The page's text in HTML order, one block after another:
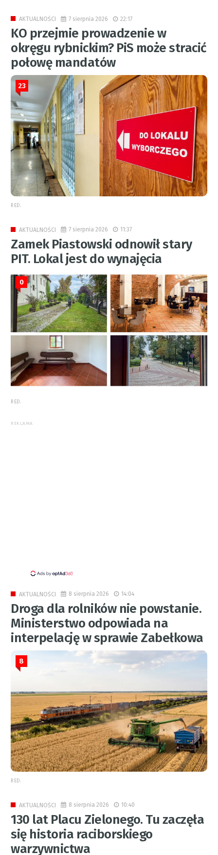
AKTUALNOŚCI 7 sierpnia 2026 22:17
KO przejmie prowadzenie w
okręgu rybnickim? PiS może stracić
połowę mandatów
23
RED.
AKTUALNOŚCI 7 sierpnia 2026 11:37
Zamek Piastowski odnowił stary
PIT. Lokal jest do wynajęcia
0
RED.
REKLAMA
AKTUALNOŚCI 8 sierpnia 2026 14:04
Droga dla rolników nie powstanie.
Ministerstwo odpowiada na
interpelację w sprawie Zabełkowa
8
RED.
AKTUALNOŚCI 8 sierpnia 2026 10:40
130 lat Placu Zielonego. Tu zaczęła
się historia raciborskiego
warzywnictwa